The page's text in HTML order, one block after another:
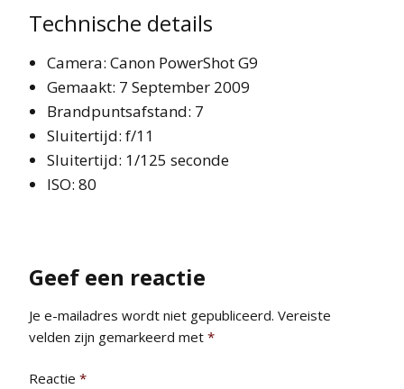
Technische details
Camera: Canon PowerShot G9
Gemaakt: 7 September 2009
Brandpuntsafstand: 7
Sluitertijd: f/11
Sluitertijd: 1/125 seconde
ISO: 80
Geef een reactie
Je e-mailadres wordt niet gepubliceerd. Vereiste
velden zijn gemarkeerd met *
Reactie *